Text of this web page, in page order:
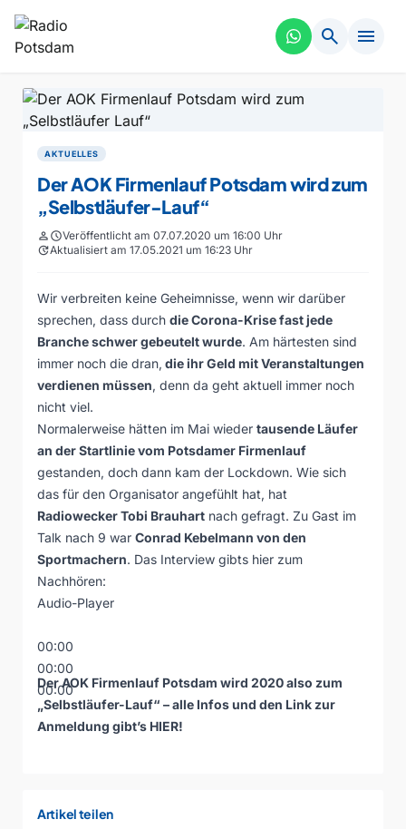
search menu
AKTUELLES
Der AOK Firmenlauf Potsdam wird zum
„Selbstläufer-Lauf“
personscheduleVeröffentlicht am 07.07.2020 um 16:00 Uhr
updateAktualisiert am 17.05.2021 um 16:23 Uhr
Wir verbreiten keine Geheimnisse, wenn wir darüber
sprechen, dass durch die Corona-Krise fast jede
Branche schwer gebeutelt wurde. Am härtesten sind
immer noch die dran, die ihr Geld mit Veranstaltungen
verdienen müssen, denn da geht aktuell immer noch
nicht viel.
Normalerweise hätten im Mai wieder tausende Läufer
an der Startlinie vom Potsdamer Firmenlauf
gestanden, doch dann kam der Lockdown. Wie sich
das für den Organisator angefühlt hat, hat
Radiowecker Tobi Brauhart nach gefragt. Zu Gast im
Talk nach 9 war Conrad Kebelmann von den
Sportmachern. Das Interview gibts hier zum
Nachhören:
Audio-Player
00:00
00:00
00:00
Der AOK Firmenlauf Potsdam wird 2020 also zum
„Selbstläufer-Lauf“ – alle Infos und den Link zur
Anmeldung gibt’s HIER!
Artikel teilen